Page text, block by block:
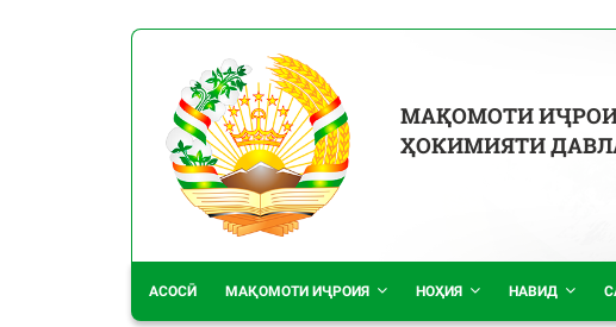
МАҚОМОТИ
ҲОКИМИЯТИ
АСОСӢ МАҚОМОТИ ИҶРОИЯ НОҲИЯ НАВИД